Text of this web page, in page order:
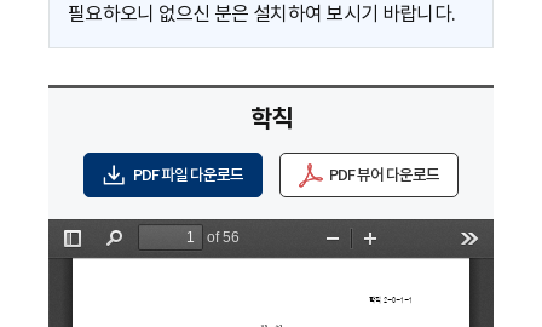
필요하오니 없으신 분은 설치하여 보시기 바랍니다.
학칙
PDF 파일 다운로드 PDF 뷰어 다운로드